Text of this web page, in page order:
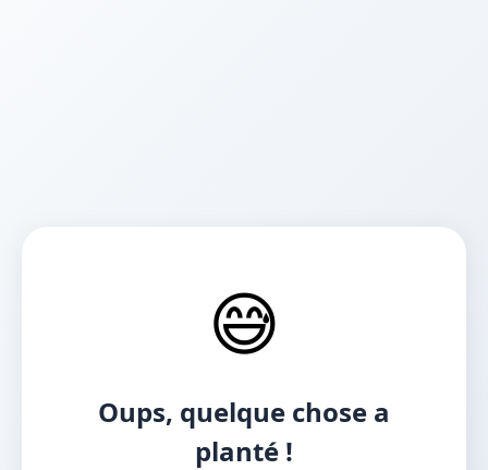
😅
Oups, quelque chose a
planté !